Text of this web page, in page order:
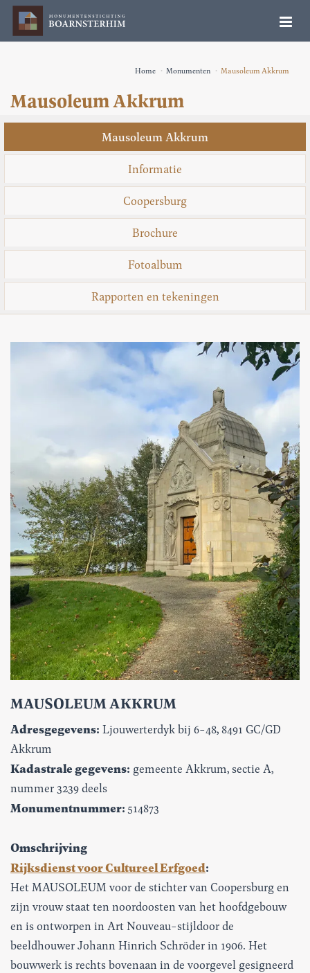
Home Monumenten Mausoleum Akkrum
Mausoleum Akkrum
Mausoleum Akkrum
Informatie
Coopersburg
Brochure
Fotoalbum
Rapporten en tekeningen
MAUSOLEUM AKKRUM
Adresgegevens: Ljouwerterdyk bij 6-48, 8491 GC/GD
Akkrum
Kadastrale gegevens: gemeente Akkrum, sectie A,
nummer 3239 deels
Monumentnummer: 514873
Omschrijving
Rijksdienst voor Cultureel Erfgoed:
Het MAUSOLEUM voor de stichter van Coopersburg en
zijn vrouw staat ten noordoosten van het hoofdgebouw
en is ontworpen in Art Nouveau-stijldoor de
beeldhouwer Johann Hinrich Schröder in 1906. Het
bouwwerk is rechts bovenaan in de voorgevel gesigneerd